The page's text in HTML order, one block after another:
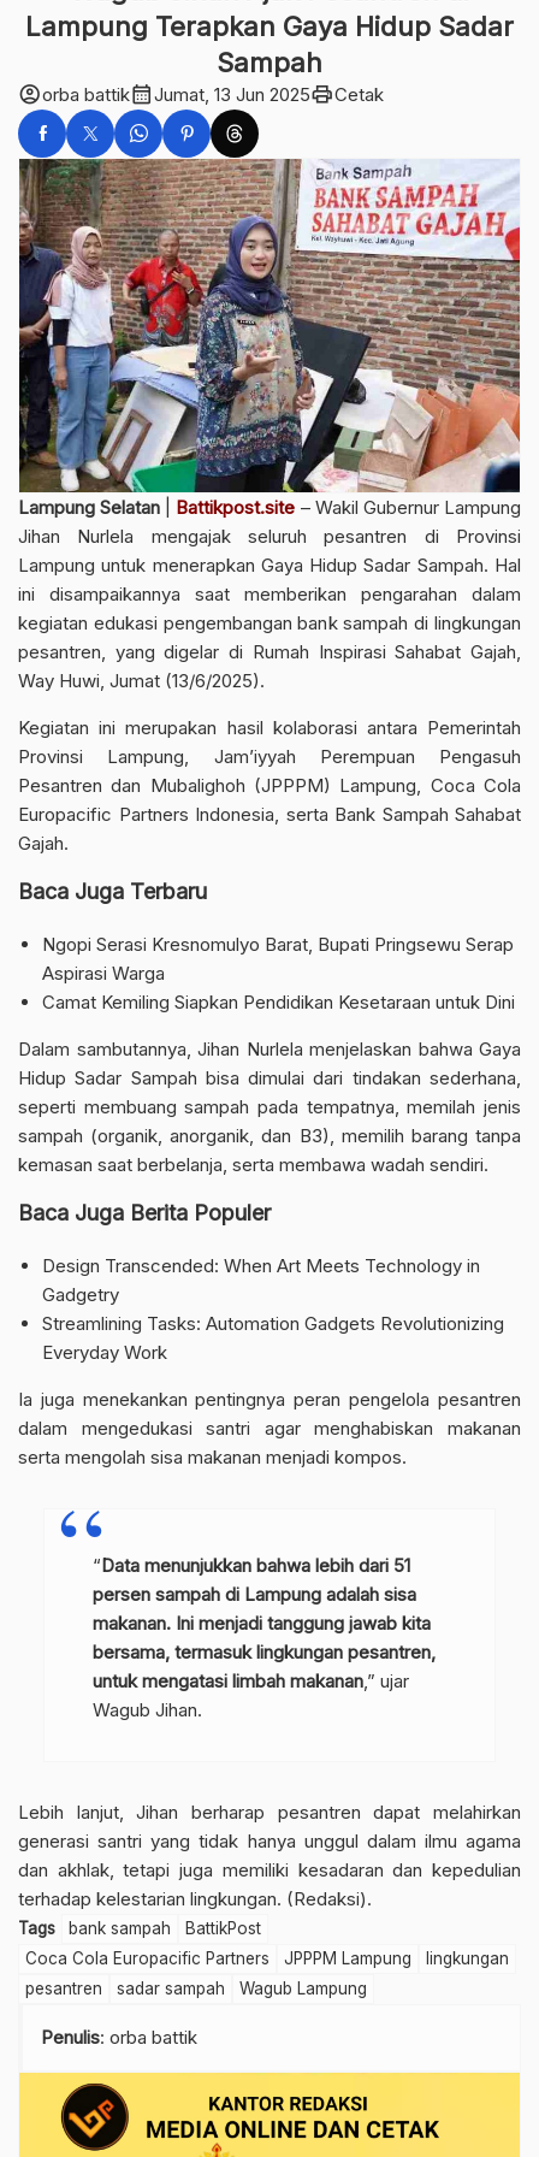
Lampung Terapkan Gaya Hidup Sadar
Sampah
account_circleorba battikcalendar_monthJumat, 13 Jun 2025printCetak
Lampung Selatan Battikpost.site – Wakil Gubernur Lampung
Jihan Nurlela mengajak seluruh pesantren di Provinsi
Lampung untuk menerapkan Gaya Hidup Sadar Sampah. Hal
ini disampaikannya saat memberikan pengarahan dalam
kegiatan edukasi pengembangan bank sampah di lingkungan
pesantren, yang digelar di Rumah Inspirasi Sahabat Gajah,
Way Huwi, Jumat (13/6/2025).
Kegiatan ini merupakan hasil kolaborasi antara Pemerintah
Provinsi Lampung, Jam’iyyah Perempuan Pengasuh
Pesantren dan Mubalighoh (JPPPM) Lampung, Coca Cola
Europacific Partners Indonesia, serta Bank Sampah Sahabat
Gajah.
Baca Juga Terbaru
Ngopi Serasi Kresnomulyo Barat, Bupati Pringsewu Serap
Aspirasi Warga
Camat Kemiling Siapkan Pendidikan Kesetaraan untuk Dini
Dalam sambutannya, Jihan Nurlela menjelaskan bahwa Gaya
Hidup Sadar Sampah bisa dimulai dari tindakan sederhana,
seperti membuang sampah pada tempatnya, memilah jenis
sampah (organik, anorganik, dan B3), memilih barang tanpa
kemasan saat berbelanja, serta membawa wadah sendiri.
Baca Juga Berita Populer
Design Transcended: When Art Meets Technology in
Gadgetry
Streamlining Tasks: Automation Gadgets Revolutionizing
Everyday Work
Ia juga menekankan pentingnya peran pengelola pesantren
dalam mengedukasi santri agar menghabiskan makanan
serta mengolah sisa makanan menjadi kompos.
“Data menunjukkan bahwa lebih dari 51
persen sampah di Lampung adalah sisa
makanan. Ini menjadi tanggung jawab kita
bersama, termasuk lingkungan pesantren,
untuk mengatasi limbah makanan,” ujar
Wagub Jihan.
Lebih lanjut, Jihan berharap pesantren dapat melahirkan
generasi santri yang tidak hanya unggul dalam ilmu agama
dan akhlak, tetapi juga memiliki kesadaran dan kepedulian
terhadap kelestarian lingkungan. (Redaksi).
Tags bank sampah
BattikPost
Coca Cola Europacific Partners
JPPPM Lampung
lingkungan
pesantren
sadar sampah Wagub Lampung
Penulis: orba battik